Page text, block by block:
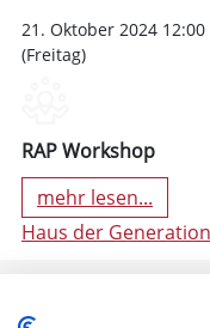
21. Oktober 2024
(Freitag)
RAP Workshop
mehr lesen...
Haus der